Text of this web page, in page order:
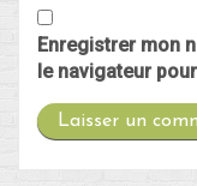
Enregistrer mon
le navigateur